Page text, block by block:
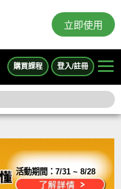
立即使用
購買課程 登入/註冊
活動期間：7/31 ~ 8/28